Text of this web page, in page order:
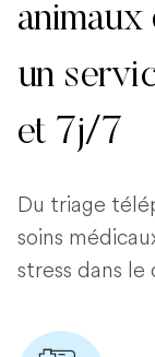
un
et 7j/7
Du triage
soins
stress dans